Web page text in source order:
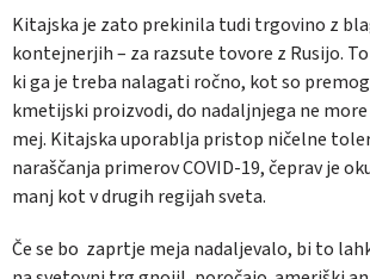
Kitajska je zato prekinila tudi trgovino z
kontejnerjih – za razsute tovore z Rusijo.
ki ga je treba nalagati ročno, kot so
kmetijski proizvodi, do nadaljnjega ne
mej. Kitajska uporablja pristop ničelne
naraščanja primerov COVID-19, čeprav je
manj kot v drugih regijah sveta.
Če se bo zaprtje meja nadaljevalo, bi to